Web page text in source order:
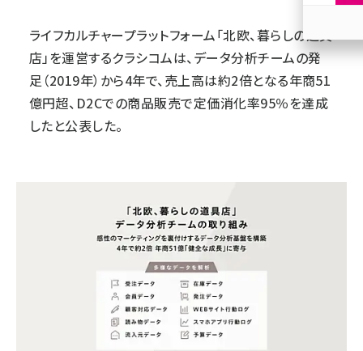
ライフカルチャープラットフォーム「北欧、暮らしの道具
店」を運営するクラシコムは、データ分析チームの発
足（2019年）から4年で、売上高は約2倍となる年商51
億円超、D2Cでの商品販売で定価消化率95％を達成
したと公表した。
参